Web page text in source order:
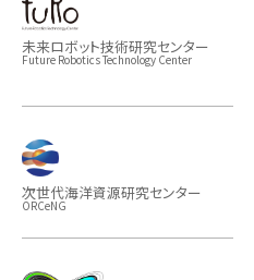
未来ロボット技術研究センター
Future Robotics Technology Center
次世代海洋資源研究センター
ORCeNG